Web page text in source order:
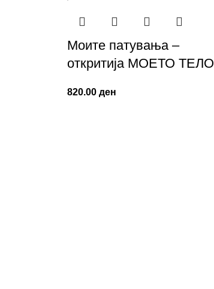
Моите патувања –
откритија МОЕТО ТЕЛО
820.00 ден